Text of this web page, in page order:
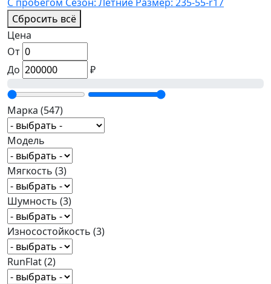
Сбросить всё
Цена
От
До
₽
Марка (547)
Модель
Мягкость (3)
Шумность (3)
Износостойкость (3)
RunFlat(2)